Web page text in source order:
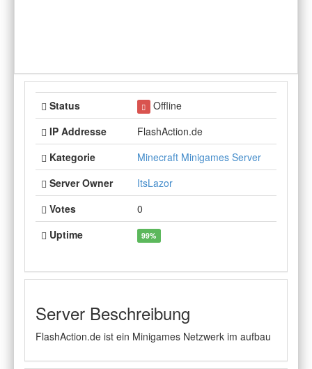
Status
Offline
IP Addresse
FlashAction.de
Kategorie
Minecraft Minigames Server
Server Owner
ItsLazor
Votes
0
Uptime
99%
Server Beschreibung
FlashAction.de ist ein Minigames Netzwerk im aufbau